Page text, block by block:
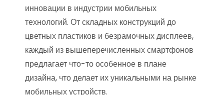
инновации в индустрии мобильных
технологий. От складных конструкций до
цветных пластиков и безрамочных дисплеев,
каждый из вышеперечисленных смартфонов
предлагает что-то особенное в плане
дизайна, что делает их уникальными на рынке
мобильных устройств.